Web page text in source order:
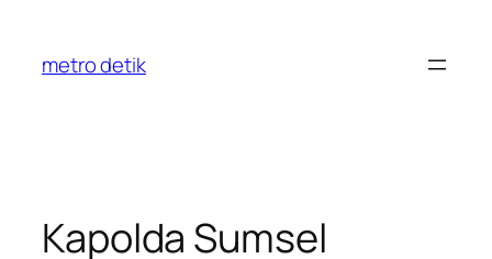
content
metro detik
Kapolda Sumsel